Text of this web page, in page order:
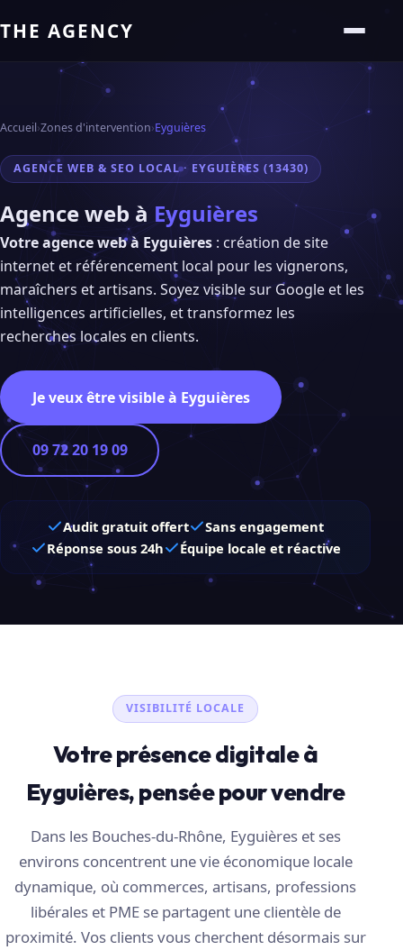
THE AGENCY
Accueil›Zones d'intervention›Eyguières
AGENCE WEB & SEO LOCAL · EYGUIÈRES (13430)
Agence web à Eyguières
Votre agence web à Eyguières : création de site
internet et référencement local pour les vignerons,
maraîchers et artisans. Soyez visible sur Google et les
intelligences artificielles, et transformez les
recherches locales en clients.
Je veux être visible à Eyguières
09 72 20 19 09
Audit gratuit offert
Sans engagement
Réponse sous 24h
Équipe locale et réactive
VISIBILITÉ LOCALE
Votre présence digitale à
Eyguières, pensée pour vendre
Dans les Bouches-du-Rhône, Eyguières et ses
environs concentrent une vie économique locale
dynamique, où commerces, artisans, professions
libérales et PME se partagent une clientèle de
proximité. Vos clients vous cherchent désormais sur